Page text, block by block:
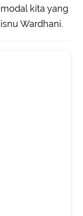
kita yang
Wardhani.